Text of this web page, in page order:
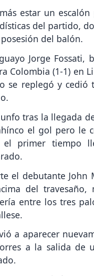
estar un
del partido,
del balón.
Jorge
Colombia (1-1) en
se replegó y
tras la llegada
el gol pero le
el primer tiempo
el debutante John
del travesaño,
entre los tres
a aparecer
a la salida de